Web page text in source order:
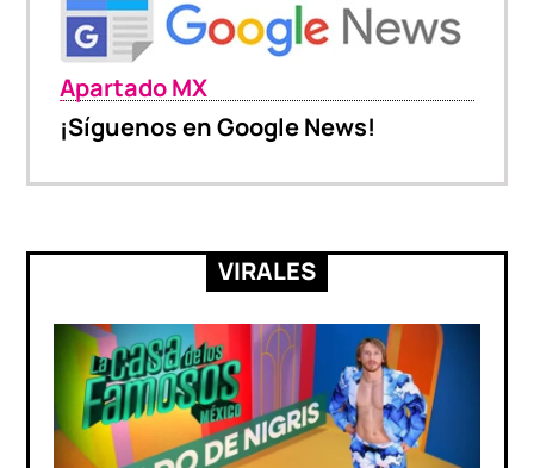
Apartado MX
¡Síguenos en Google News!
VIRALES